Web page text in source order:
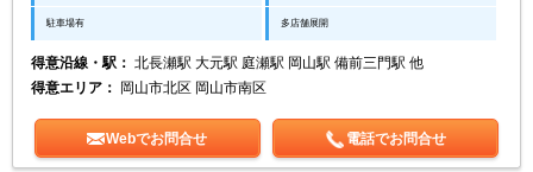
駐車場有 多店舗展開
得意沿線・駅： 北長瀬駅 大元駅 庭瀬駅 岡山駅 備前三門駅 他
得意エリア：
岡山市北区 岡山市南区
Webでお問合せ 電話でお問合せ